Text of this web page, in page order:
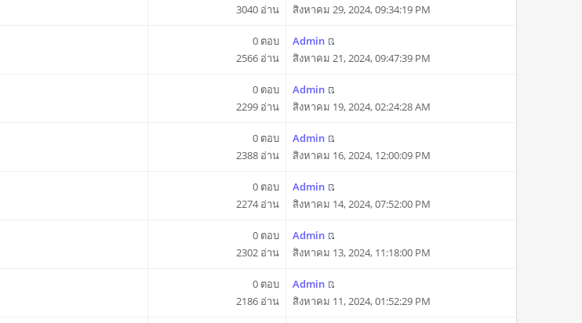
3040 อ่าน
สิงหาคม 29, 2024, 09:34:19 PM
0 ตอบ
2566 อ่าน
Admin
สิงหาคม 21, 2024, 09:47:39 PM
0 ตอบ
2299 อ่าน
Admin
สิงหาคม 19, 2024, 02:24:28 AM
0 ตอบ
2388 อ่าน
Admin
สิงหาคม 16, 2024, 12:00:09 PM
0 ตอบ
2274 อ่าน
Admin
สิงหาคม 14, 2024, 07:52:00 PM
0 ตอบ
2302 อ่าน
Admin
สิงหาคม 13, 2024, 11:18:00 PM
0 ตอบ
2186 อ่าน
Admin
สิงหาคม 11, 2024, 01:52:29 PM